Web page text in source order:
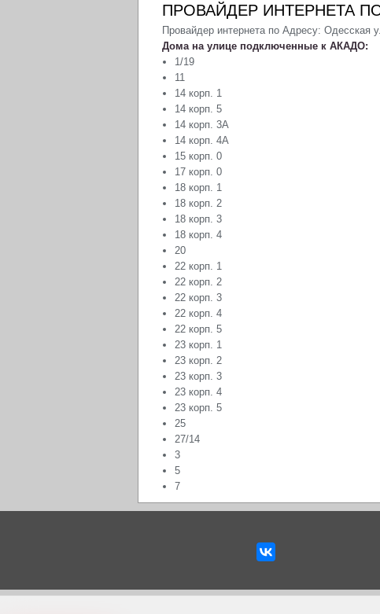
ПРОВАЙДЕР ИНТЕРНЕТА
Провайдер интернета по Адресу: Одесская
Дома на улице подключенные к АКАДО:
1/19
11
14 корп. 1
14 корп. 5
14 корп. 3А
14 корп. 4А
15 корп. 0
17 корп. 0
18 корп. 1
18 корп. 2
18 корп. 3
18 корп. 4
20
22 корп. 1
22 корп. 2
22 корп. 3
22 корп. 4
22 корп. 5
23 корп. 1
23 корп. 2
23 корп. 3
23 корп. 4
23 корп. 5
25
27/14
3
5
7